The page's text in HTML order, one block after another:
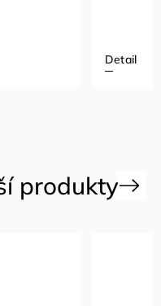
Detail
Next